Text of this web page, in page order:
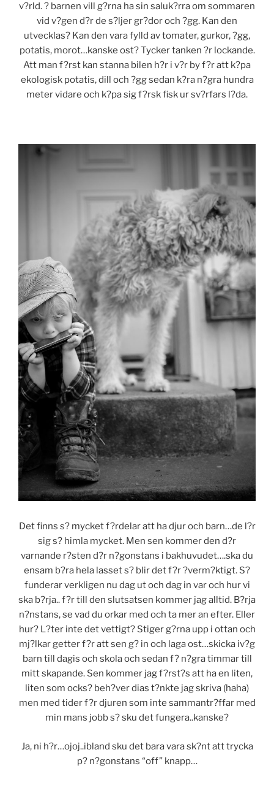
v?rld. ? barnen vill g?rna ha sin saluk?rra om sommaren
vid v?gen d?r de s?ljer gr?dor och ?gg. Kan den
utvecklas? Kan den vara fylld av tomater, gurkor, ?gg,
potatis, morot…kanske ost? Tycker tanken ?r lockande.
Att man f?rst kan stanna bilen h?r i v?r by f?r att k?pa
ekologisk potatis, dill och ?gg sedan k?ra n?gra hundra
meter vidare och k?pa sig f?rsk fisk ur sv?rfars l?da.
Det finns s? mycket f?rdelar att ha djur och barn…de l?r
sig s? himla mycket. Men sen kommer den d?r
varnande r?sten d?r n?gonstans i bakhuvudet….ska du
ensam b?ra hela lasset s? blir det f?r ?verm?ktigt. S?
funderar verkligen nu dag ut och dag in var och hur vi
ska b?rja.. f?r till den slutsatsen kommer jag alltid. B?rja
n?nstans, se vad du orkar med och ta mer an efter. Eller
hur? L?ter inte det vettigt? Stiger g?rna upp i ottan och
mj?lkar getter f?r att sen g? in och laga ost…skicka iv?g
barn till dagis och skola och sedan f? n?gra timmar till
mitt skapande. Sen kommer jag f?rst?s att ha en liten,
liten som ocks? beh?ver dias t?nkte jag skriva (haha)
men med tider f?r djuren som inte sammantr?ffar med
min mans jobb s? sku det fungera..kanske?
Ja, ni h?r…ojoj..ibland sku det bara vara sk?nt att trycka
p? n?gonstans “off” knapp…